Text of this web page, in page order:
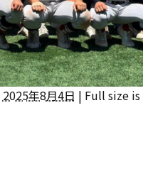
2025年8月4日 | Full size is